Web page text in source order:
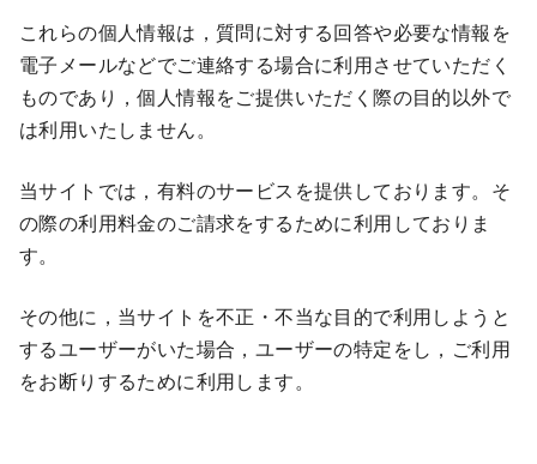
これらの個人情報は，質問に対する回答や必要な情報を
電子メールなどでご連絡する場合に利用させていただく
ものであり，個人情報をご提供いただく際の目的以外で
は利用いたしません。
当サイトでは，有料のサービスを提供しております。そ
の際の利用料金のご請求をするために利用しておりま
す。
その他に，当サイトを不正・不当な目的で利用しようと
するユーザーがいた場合，ユーザーの特定をし，ご利用
をお断りするために利用します。